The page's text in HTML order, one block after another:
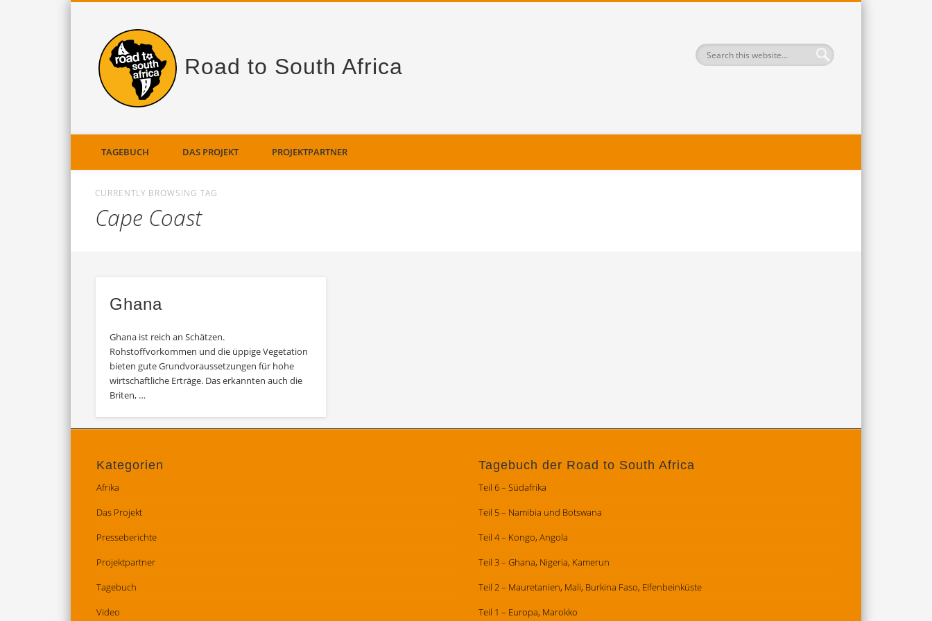
Road to South Africa
TAGEBUCH DAS PROJEKT PROJEKTPARTNER
CURRENTLY BROWSING TAG
Cape Coast
Ghana
Ghana ist reich an Schätzen.
Rohstoffvorkommen und die üppige Vegetation
bieten gute Grundvoraussetzungen für hohe
wirtschaftliche Erträge. Das erkannten auch die
Briten, …
Kategorien
Afrika
Das Projekt
Presseberichte
Projektpartner
Tagebuch
Video
Tagebuch der Road to South Africa
Teil 6 – Südafrika
Teil 5 – Namibia und Botswana
Teil 4 – Kongo, Angola
Teil 3 – Ghana, Nigeria, Kamerun
Teil 2 – Mauretanien, Mali, Burkina Faso, Elfenbeinküste
Teil 1 – Europa, Marokko